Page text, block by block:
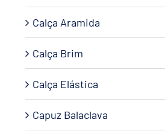
Calça Aramida
Calça Brim
Calça Elástica
Capuz Balaclava